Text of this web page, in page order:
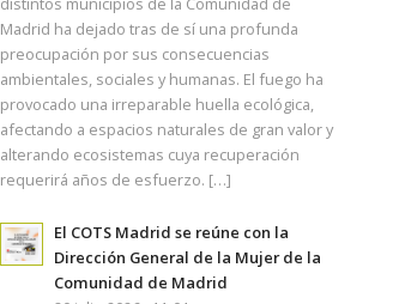
Madrid ha dejado tras de sí una profunda
preocupación por sus consecuencias
ambientales, sociales y humanas. El fuego ha
provocado una irreparable huella ecológica,
afectando a espacios naturales de gran valor y
alterando ecosistemas cuya recuperación
requerirá años de esfuerzo. […]
El COTS Madrid se reúne con la
Dirección General de la Mujer de la
Comunidad de Madrid